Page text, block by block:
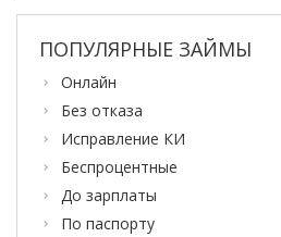
ПОПУЛЯРНЫЕ ЗАЙМЫ
Онлайн
Без отказа
Исправление КИ
Беспроцентные
До зарплаты
По паспорту